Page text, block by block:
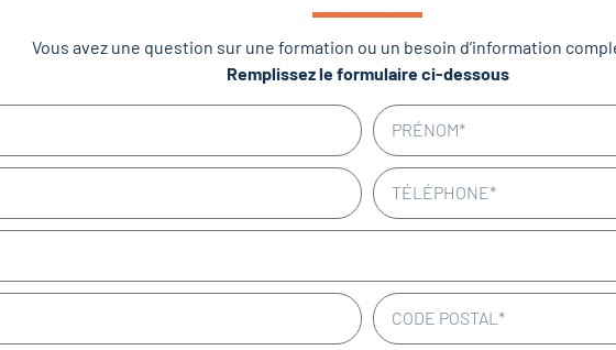
Vous avez une question sur une formation ou un besoin d’information
Remplissez le formulaire ci-dessous